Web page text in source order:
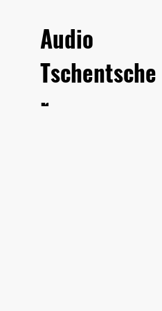
Audio
Tschentsche
r